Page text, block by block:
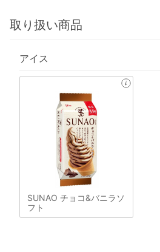
取り扱い商品
アイス
SUNAO チョコ&バニラソ
フト